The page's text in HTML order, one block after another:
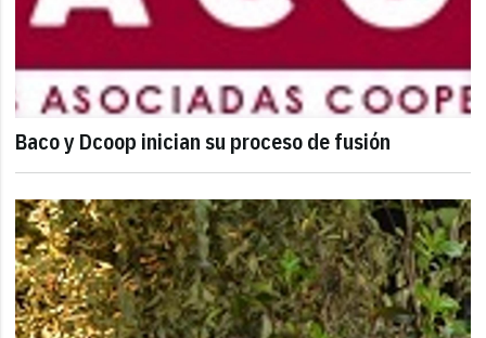
Baco y Dcoop inician su proceso de fusión